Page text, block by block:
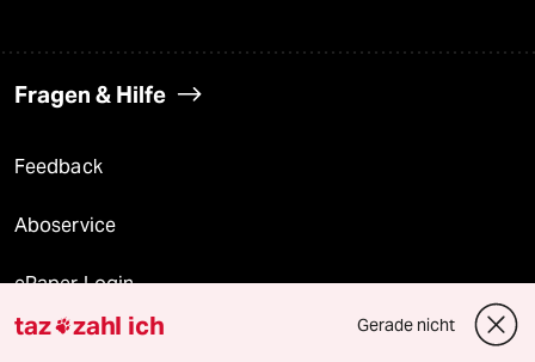
Fragen & Hilfe
Feedback
Aboservice
ePaper Login
Downloads für Abonnierende
taz zahl ich Gerade nicht